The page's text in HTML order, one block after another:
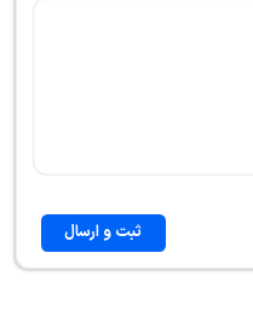
ثبت و ارسال